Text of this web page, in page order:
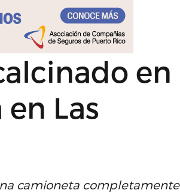
en
Las
camioneta completamente